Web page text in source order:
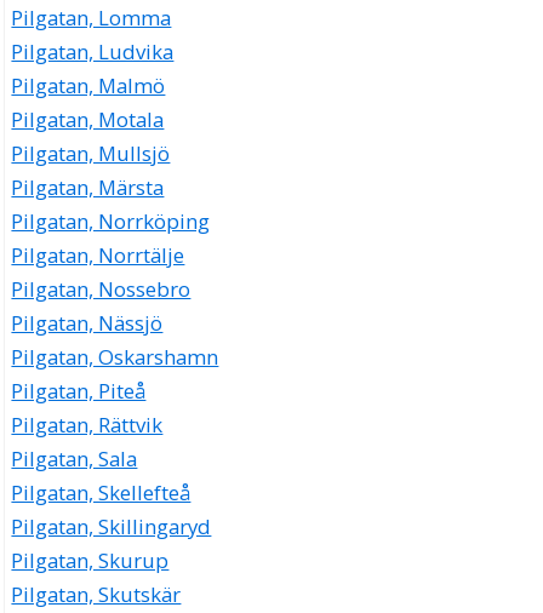
Pilgatan, Lomma
Pilgatan, Ludvika
Pilgatan, Malmö
Pilgatan, Motala
Pilgatan, Mullsjö
Pilgatan, Märsta
Pilgatan, Norrköping
Pilgatan, Norrtälje
Pilgatan, Nossebro
Pilgatan, Nässjö
Pilgatan, Oskarshamn
Pilgatan, Piteå
Pilgatan, Rättvik
Pilgatan, Sala
Pilgatan, Skellefteå
Pilgatan, Skillingaryd
Pilgatan, Skurup
Pilgatan, Skutskär